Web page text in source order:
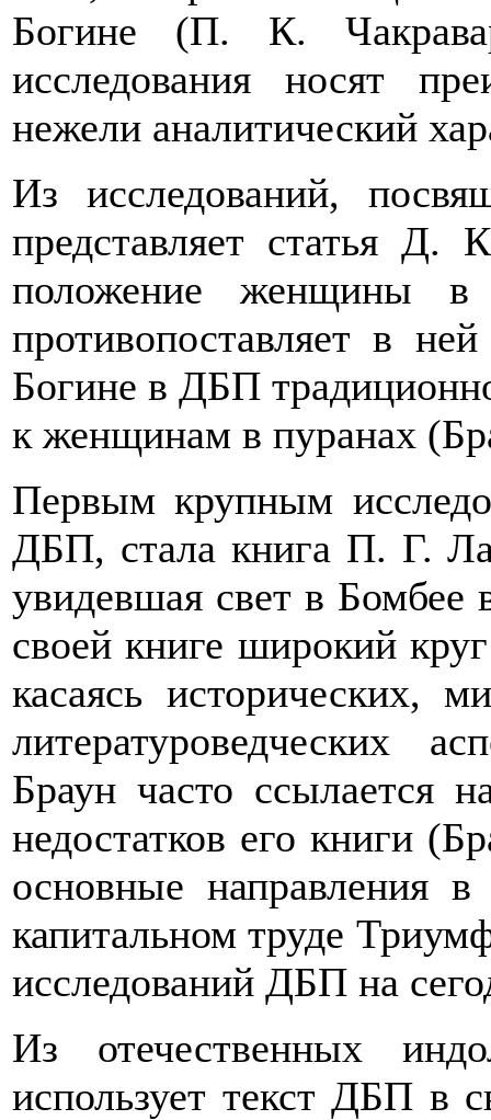
Богине (П. К.
исследования носят
нежели аналитический
Из исследований,
представляет статья Д.
положение женщины в
противопоставляет в
Богине в ДБП
к женщинам в пуранах
Первым крупным
ДБП, стала книга П. Г.
увидевшая свет в Бомбее
своей книге широкий
касаясь исторических,
литературоведческих
Браун часто ссылается
недостатков его книги
основные направления
капитальном труде
исследований ДБП на
Из отечественных
использует текст ДБП в